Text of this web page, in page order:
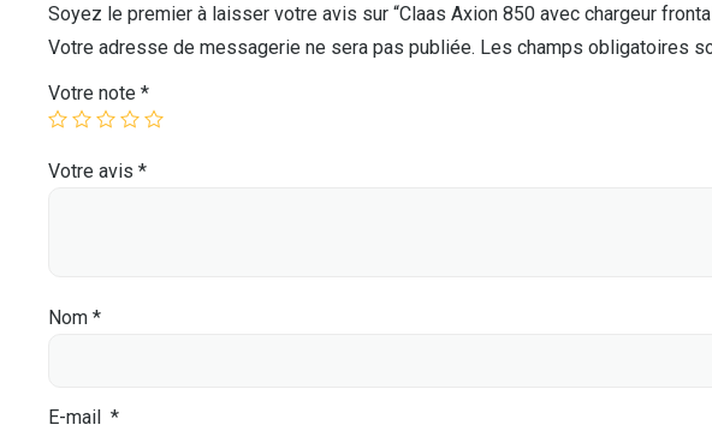
Soyez le premier à laisser votre avis sur “Claas Axion 850 avec chargeur
Votre adresse de messagerie ne sera pas publiée. Les champs obligatoires
Votre note *
Votre avis *
Nom *
E-mail *